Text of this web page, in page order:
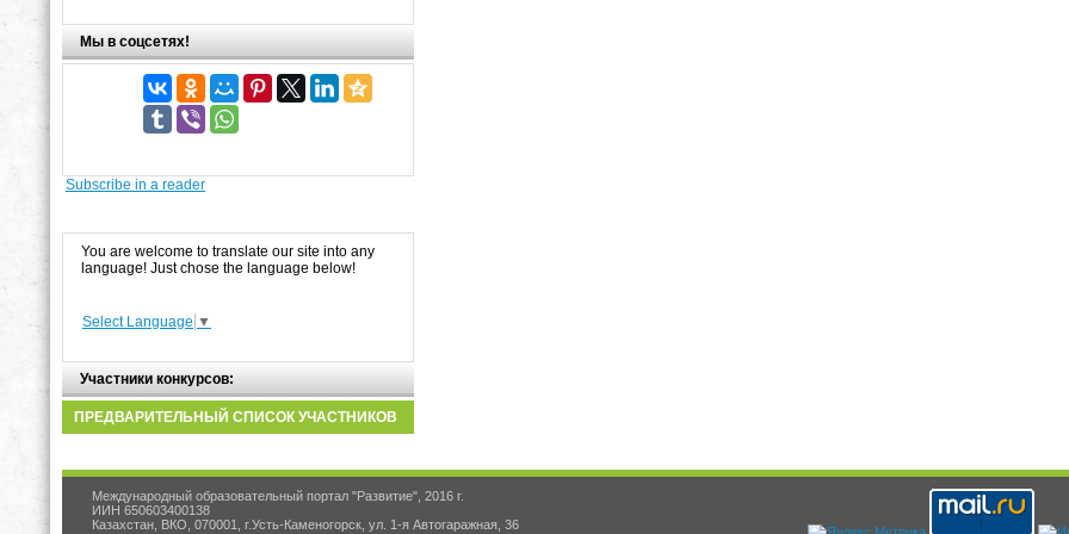
Мы в соцсетях!
Subscribe in a reader
You are welcome to translate our site into any
language! Just chose the language below!
Select Language ▼
Участники конкурсов:
ПРЕДВАРИТЕЛЬНЫЙ СПИСОК УЧАСТНИКОВ
Международный образовательный портал "Развитие", 2016 г.
ИИН 650603400138
Казахстан, ВКО, 070001, г.Усть-Каменогорск, ул. 1-я Автогаражная, 36